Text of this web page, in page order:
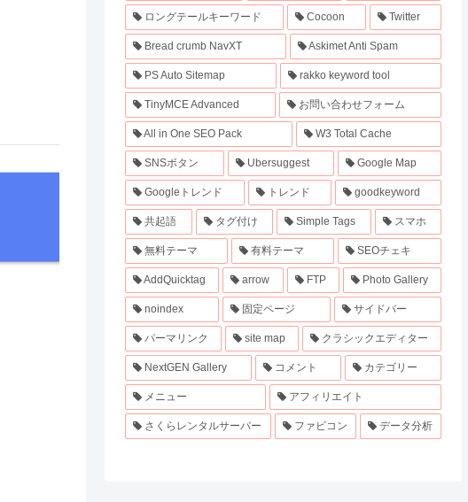
ロングテールキーワード Cocoon Twitter
Bread crumb NavXT Askimet Anti Spam
PS Auto Sitemap rakko keyword tool
TinyMCE Advanced お問い合わせフォーム
All in One SEO Pack W3 Total Cache
SNSボタン Ubersuggest Google Map
Googleトレンド トレンド goodkeyword
共起語 タグ付け Simple Tags スマホ
無料テーマ 有料テーマ SEOチェキ
AddQuicktag arrow FTP Photo Gallery
noindex 固定ページ サイドバー
パーマリンク site map クラシックエディター
NextGEN Gallery コメント カテゴリー
メニュー アフィリエイト
さくらレンタルサーバー ファビコン データ分析